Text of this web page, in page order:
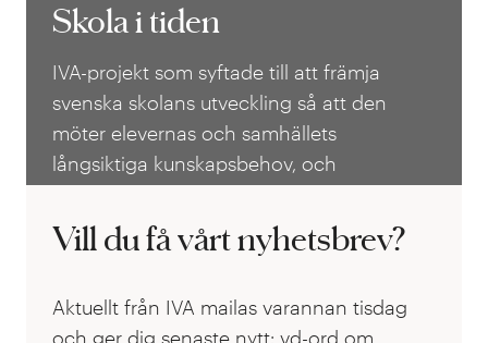
Skola i tiden
IVA-projekt som syftade till att främja
svenska skolans utveckling så att den
möter elevernas och samhällets
långsiktiga kunskapsbehov, och
kunskapsnation.
Skola i tiden
Vill du få vårt nyhetsbrev?
Aktuellt från IVA mailas varannan tisdag
och ger dig senaste nytt: vd-ord om